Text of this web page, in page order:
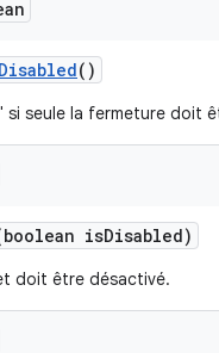
Disabled()
si seule la fermeture doit
isDisabled)
doit être désactivé.